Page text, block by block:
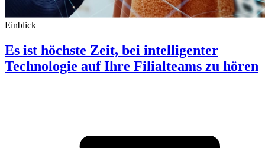
Einblick
Es ist höchste Zeit, bei intelligenter
Technologie auf Ihre Filialteams zu hören